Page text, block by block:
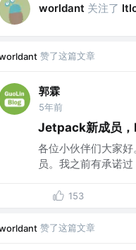
worldant 关注了
赞了这篇文章
郭霖
5年前
Jetpack新成员
各位小伙伴们大家
员。我之前有承诺
153
赞了这篇文章